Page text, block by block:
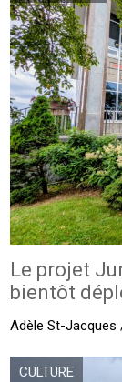
Le projet
bientôt
Adèle St-Jacques
CULTURE